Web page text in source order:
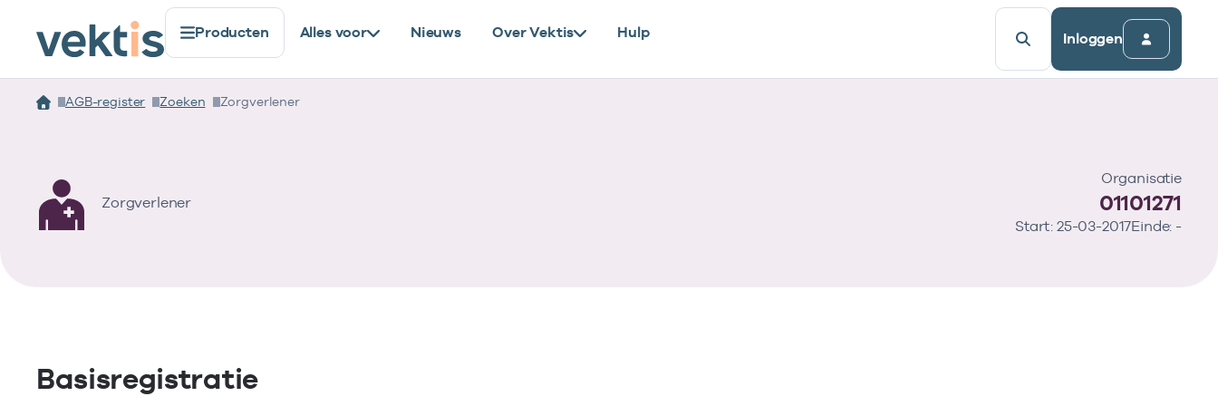
Producten Alles voor Nieuws Over Vektis Hulp Inloggen
AGB-register Zoeken Zorgverlener
Zorgverlener
Organisatie
01101271
Start: 25-03-2017Einde: -
Basisregistratie